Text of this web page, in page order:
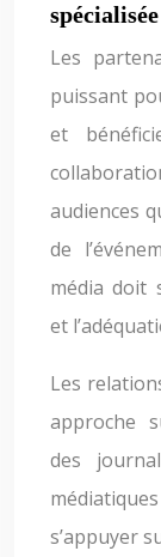
spécialisée
Les
puissant
et
audiences
de
média doit
et
Les
approche
des
s’appuyer